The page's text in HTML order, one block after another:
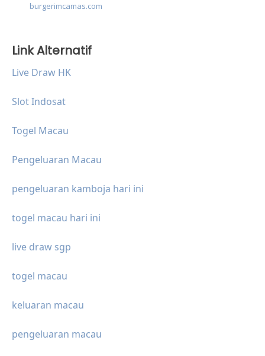
burgerimcamas.com
Link Alternatif
Live Draw HK
Slot Indosat
Togel Macau
Pengeluaran Macau
pengeluaran kamboja hari ini
togel macau hari ini
live draw sgp
togel macau
keluaran macau
pengeluaran macau